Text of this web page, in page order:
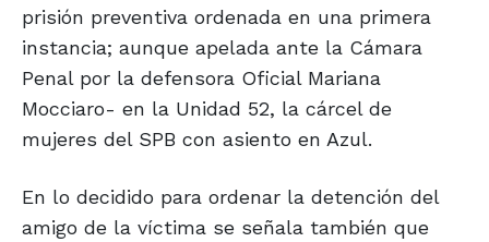
prisión preventiva ordenada en una primera
instancia; aunque apelada ante la Cámara
Penal por la defensora Oficial Mariana
Mocciaro- en la Unidad 52, la cárcel de
mujeres del SPB con asiento en Azul.
En lo decidido para ordenar la detención del
amigo de la víctima se señala también que